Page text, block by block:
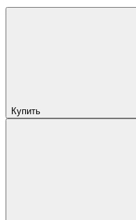
Купить